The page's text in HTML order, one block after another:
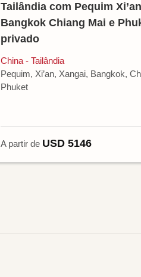
Tailândia com Pequim
Bangkok Chiang Mai e
privado
China - Tailândia
Pequim, Xi’an, Xangai, Bangkok,
Phuket
A partir de USD 5146